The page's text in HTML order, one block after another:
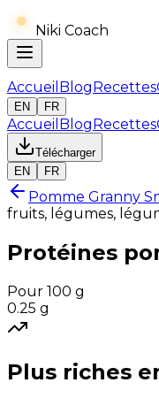
Niki Coach
Accueil BlogRecettes
EN
FR
Accueil BlogRecettes
Télécharger
EN
FR
Pomme Granny
fruits, légumes,
Protéines
Pour 100 g
0.25 g
Plus riches